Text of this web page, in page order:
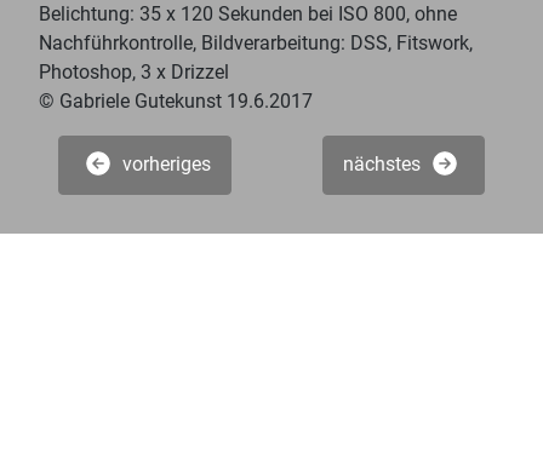
Belichtung: 35 x 120 Sekunden bei ISO 800, ohne
Nachführkontrolle, Bildverarbeitung: DSS, Fitswork,
Photoshop, 3 x Drizzel
© Gabriele Gutekunst 19.6.2017
vorheriges nächstes